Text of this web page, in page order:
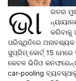
ଭା
ରତର
କରିବାକୁ
ପରିସ୍ଥିତିରେ ଅନାବଶ୍ୟକ
ସୁପ୍ରିମ୍ କୋର୍ଟ୍ 15
କେବଳ ଭିଡିଓ
car-pooling